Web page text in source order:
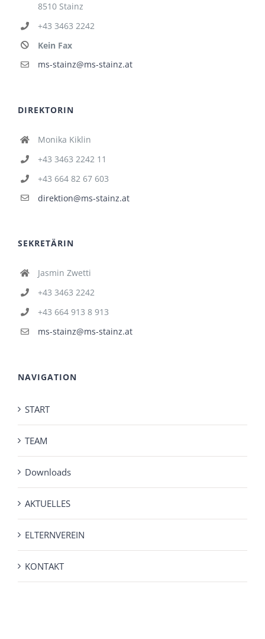
8510 Stainz
+43 3463 2242
Kein Fax
ms-stainz@ms-stainz.at
DIREKTORIN
Monika Kiklin
+43 3463 2242 11
+43 664 82 67 603
direktion@ms-stainz.at
SEKRETÄRIN
Jasmin Zwetti
+43 3463 2242
+43 664 913 8 913
ms-stainz@ms-stainz.at
NAVIGATION
START
TEAM
Downloads
AKTUELLES
ELTERNVEREIN
KONTAKT